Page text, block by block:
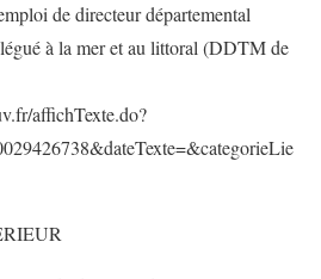
de directeur départemental
à la mer et au littoral (DDTM de
affichTexte.do?